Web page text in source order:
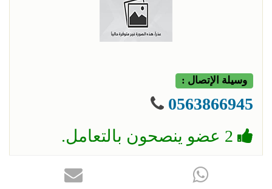
وسيلة الإتصال :
0563866945